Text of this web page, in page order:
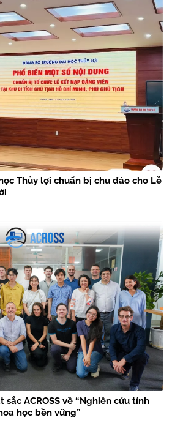
Thủy lợi chuẩn bị chu đáo cho Lễ
sắc ACROSS về “Nghiên cứu tính
học bền vững”